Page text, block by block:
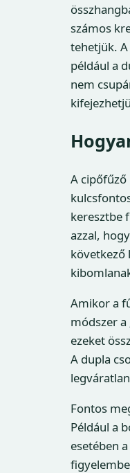
számos
tehetjük.
például a
nem
A
keresztbe
azzal,
következő
Amikor a
módszer a
ezeket
A dupla
Fontos
Például a
esetében